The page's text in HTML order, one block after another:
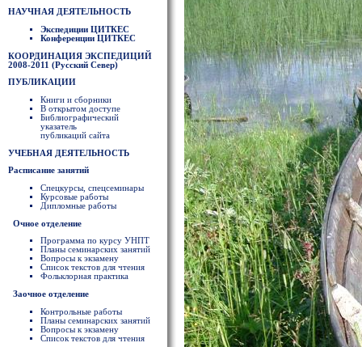
НАУЧНАЯ ДЕЯТЕЛЬНОСТЬ
Экспедиции ЦИТКЕС
Конференции ЦИТКЕС
КООРДИНАЦИЯ ЭКСПЕДИЦИЙ
2008-2011 (Русский Север)
ПУБЛИКАЦИИ
Книги и сборники
В открытом доступе
Библиографический
указатель
публикаций сайта
УЧЕБНАЯ ДЕЯТЕЛЬНОСТЬ
Расписание занятий
Спецкурсы, спецсеминары
Курсовые работы
Дипломные работы
Очное отделение
Программа по курсу УНПТ
Планы семинарских занятий
Вопросы к экзамену
Список текстов для чтения
Фольклорная практика
Заочное отделение
Контрольные работы
Планы семинарских занятий
Вопросы к экзамену
Список текстов для чтения